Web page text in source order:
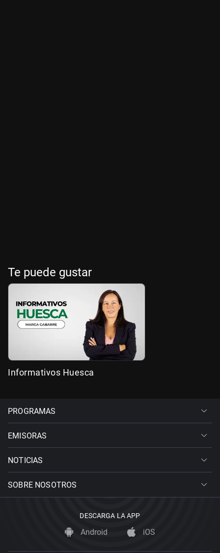
Te puede gustar
Informativos Huesca
PROGRAMAS
EMISORAS
NOTICIAS
SOBRE NOSOTROS
DESCARGA LA APP
Android iOS